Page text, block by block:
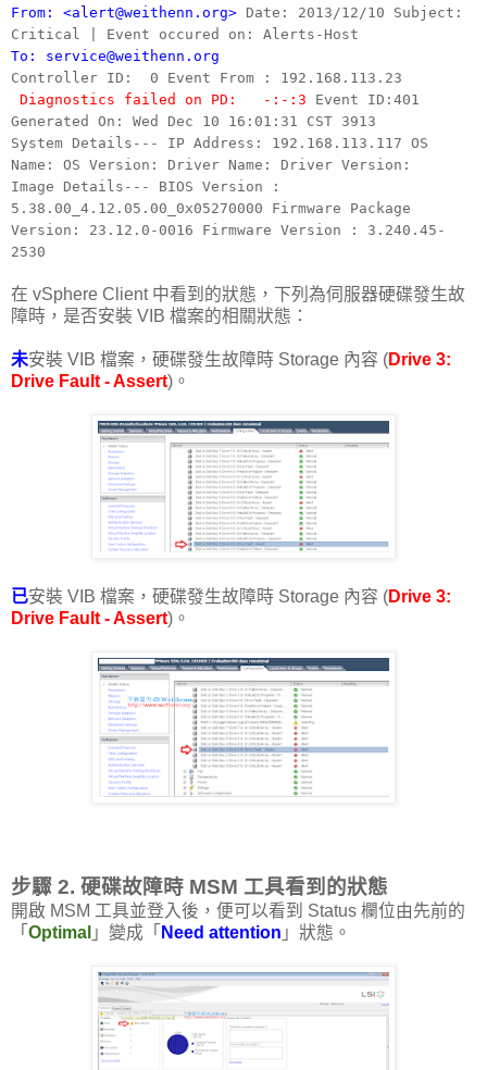
From: <alert@weithenn.org> Date: 2013/12/10 Subject:
Critical | Event occured on: Alerts-Host
To: service@weithenn.org
Controller ID: 0 Event From : 192.168.113.23
Diagnostics failed on PD: -:-:3 Event ID:401
Generated On: Wed Dec 10 16:01:31 CST 3913
System Details---
IP Address: 192.168.113.117 OS
Name:
OS Version: Driver Name:
Driver Version:
Image Details---
BIOS Version :
5.38.00_4.12.05.00_0x05270000 Firmware Package
Version: 23.12.0-0016 Firmware Version : 3.240.45-
2530
在 vSphere Client 中看到的狀態，下列為伺服器硬碟發生故
障時，是否安裝 VIB 檔案的相關狀態：
未安裝 VIB 檔案，硬碟發生故障時 Storage 內容 (Drive 3:
Drive Fault - Assert)。
已安裝 VIB 檔案，硬碟發生故障時 Storage 內容 (Drive 3:
Drive Fault - Assert)。
步驟 2. 硬碟故障時 MSM 工具看到的狀態
開啟 MSM 工具並登入後，便可以看到 Status 欄位由先前的
「 Optimal 」變成「 Need attention 」狀態。